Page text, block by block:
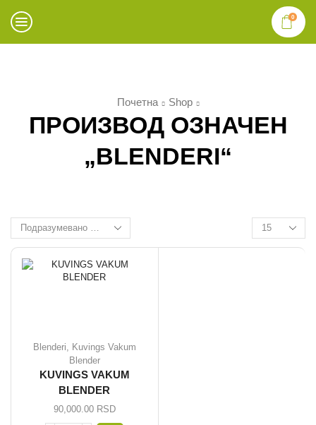
0
Почетна Shop
ПРОИЗВОД OЗНАЧЕН
„BLENDERI“
Blenderi
Kuvings Vakum
Blender
KUVINGS VAKUM
BLENDER
90,000.00 RSD